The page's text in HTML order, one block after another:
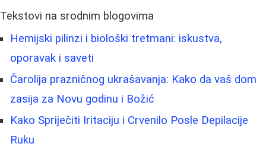
Tekstovi na srodnim blogovima
Hemijski pilinzi i biološki tretmani: iskustva,
oporavak i saveti
Čarolija prazničnog ukrašavanja: Kako da vaš dom
zasija za Novu godinu i Božić
Kako Spriječiti Iritaciju i Crvenilo Posle Depilacije
Ruku